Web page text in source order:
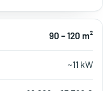
90 – 120 m²
~11 kW